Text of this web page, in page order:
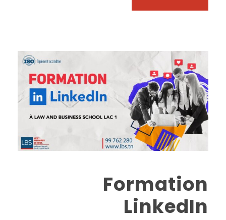
Formation
LinkedIn